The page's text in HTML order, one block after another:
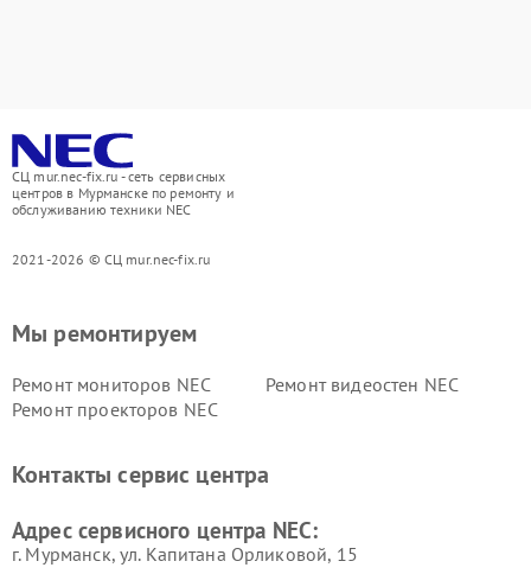
СЦ mur.nec-fix.ru - сеть сервисных
центров в Мурманске по ремонту и
обслуживанию техники NEC
2021-2026 © СЦ mur.nec-fix.ru
Мы ремонтируем
Ремонт мониторов NEC
Ремонт видеостен NEC
Ремонт проекторов NEC
Контакты сервис центра
Адрес сервисного центра NEC:
г. Мурманск, ул. Капитана Орликовой, 15